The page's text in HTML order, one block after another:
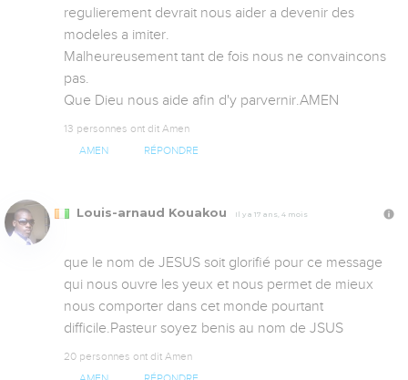
regulierement devrait nous aider a devenir des
modeles a imiter.
Malheureusement tant de fois nous ne convaincons
pas.
Que Dieu nous aide afin d'y parvernir.AMEN
13 personnes ont dit Amen
AMEN RÉPONDRE
Louis-arnaud Kouakou Il y a 17 ans, 4 mois
que le nom de JESUS soit glorifié pour ce message
qui nous ouvre les yeux et nous permet de mieux
nous comporter dans cet monde pourtant
difficile.Pasteur soyez benis au nom de JSUS
20 personnes ont dit Amen